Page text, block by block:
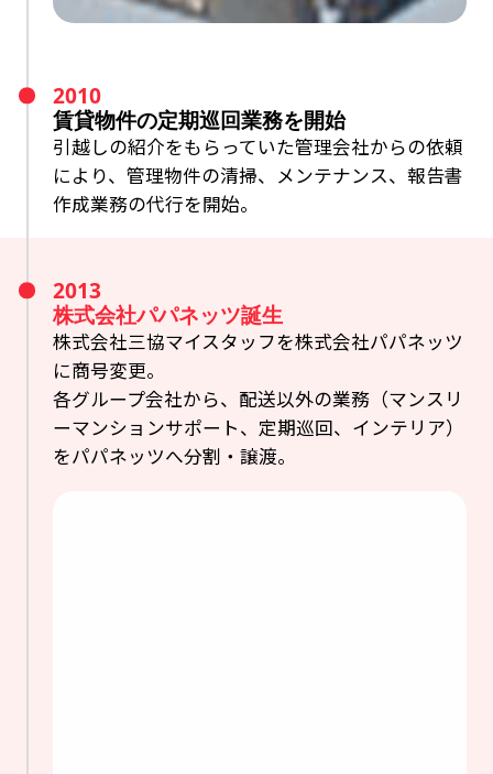
2010
賃貸物件の定期巡回業務を開始
引越しの紹介をもらっていた管理会社からの依頼
により、管理物件の清掃、メンテナンス、 報告書
作成業務の代行を開始。
2013
株式会社パパネッツ誕生
株式会社三協マイスタッフを株式会社パパネッツ
に商号変更。
各グループ会社から、配送以外の業務（マンスリ
ーマンションサポート、定期巡回、インテリア）
をパパネッツへ分割・譲渡。